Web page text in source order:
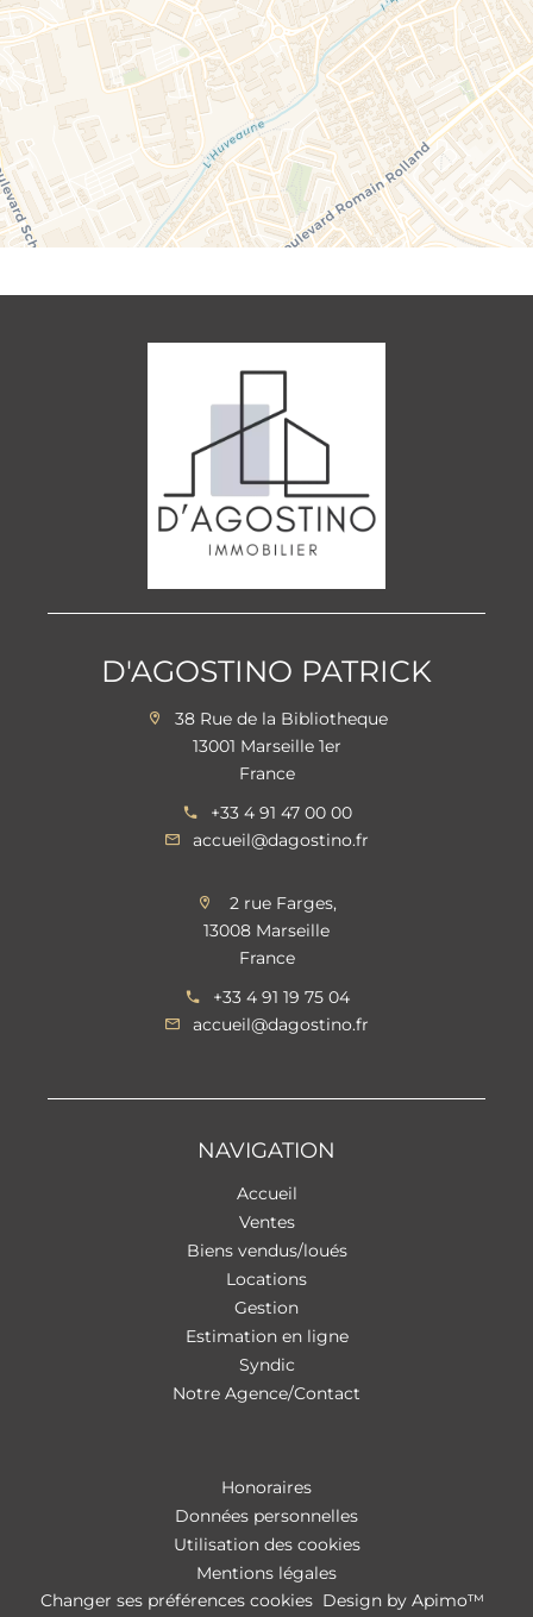
D'AGOSTINO PATRICK
38 Rue de la Bibliotheque
13001 Marseille 1er
France
+33 4 91 47 00 00
accueil@dagostino.fr
2 rue Farges,
13008 Marseille
France
+33 4 91 19 75 04
accueil@dagostino.fr
NAVIGATION
Accueil
Ventes
Biens vendus/loués
Locations
Gestion
Estimation en ligne
Syndic
Notre Agence/Contact
Honoraires
Données personnelles
Utilisation des cookies
Mentions légales
Changer ses préférences cookies Design by Apimo™